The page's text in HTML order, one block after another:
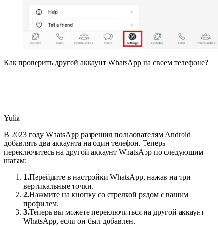
Как проверить другой аккаунт WhatsApp на своем телефоне?
Yulia
В 2023 году WhatsApp разрешил пользователям Android
добавлять два аккаунта на один телефон. Теперь
переключитесь на другой аккаунт WhatsApp по следующим
шагам:
1.Перейдите в настройки WhatsApp, нажав на три
вертикальные точки.
2.Нажмите на кнопку со стрелкой рядом с вашим
профилем.
3.Теперь вы можете переключиться на другой аккаунт
WhatsApp, если он был добавлен.